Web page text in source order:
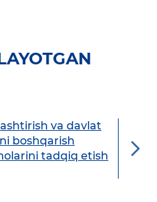
va davlat
boshqarish
tadqiq etish